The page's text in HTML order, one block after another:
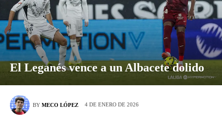
El Leganés vence a un Albacete dolido
BY MECO LÓPEZ 4 DE ENERO DE 2026